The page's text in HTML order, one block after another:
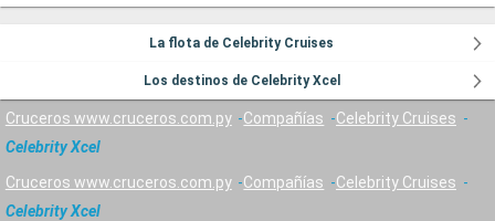
La flota de Celebrity Cruises
Los destinos de Celebrity Xcel
Cruceros www.cruceros.com.py Compañías
Celebrity Cruises
Celebrity Xcel
Cruceros www.cruceros.com.py Compañías
Celebrity Cruises
Celebrity Xcel